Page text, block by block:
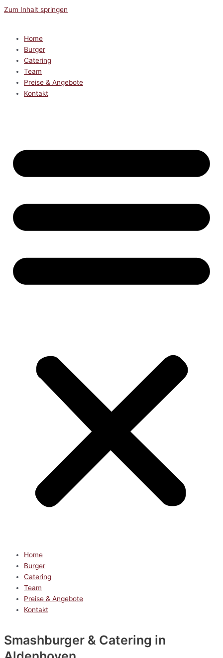
Zum Inhalt springen
Home
Burger
Catering
Team
Preise & Angebote
Kontakt
Home
Burger
Catering
Team
Preise & Angebote
Kontakt
Smashburger & Catering in